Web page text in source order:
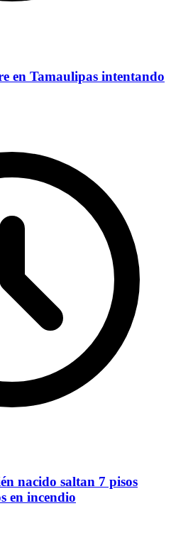
en Tamaulipas intentando
nacido saltan 7 pisos
en incendio